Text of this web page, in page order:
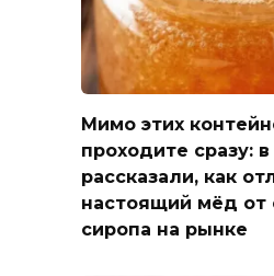
Мимо этих
проходите сразу:
рассказали, как
настоящий мёд от
сиропа на рынке